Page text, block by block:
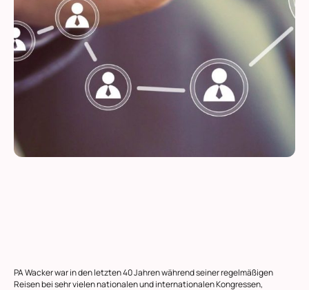
PA Wacker war in den letzten 40 Jahren während seiner regelmäßigen
Reisen bei sehr vielen nationalen und internationalen Kongressen,